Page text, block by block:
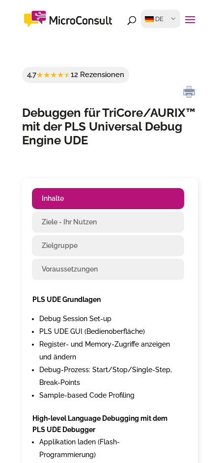
DE
4,7 12 Rezensionen
Debuggen für TriCore/AURIX™
mit der PLS Universal Debug
Engine UDE
Inhalte
Ziele - Ihr Nutzen
Zielgruppe
Voraussetzungen
PLS UDE Grundlagen
Debug Session Set-up
PLS UDE GUI (Bedienoberfläche)
Register- und Memory-Zugriffe anzeigen
und ändern
Debug-Prozess: Start/Stop/Single-Step,
Break-Points
Sample-based Code Profiling
High-level Language Debugging mit dem
PLS UDE Debugger
Applikation laden (Flash-
Programmierung)